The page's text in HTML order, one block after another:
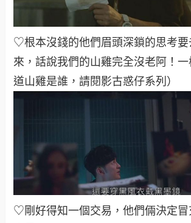
♡根本沒錢的他們眉頭深鎖的思考要
來，話說我們的山雞完全沒老阿！一
道山雞是誰，請閱影古惑仔系列）
♡剛好得知一個交易，他們倆決定冒